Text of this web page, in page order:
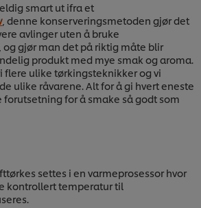
smart ut ifra et
, denne konserveringsmetoden gjør det
avlinger uten å bruke
gjør man det på riktig måte blir
produkt med mye smak og aroma.
flere ulike tørkingsteknikker og vi
ulike råvarene. Alt for å gi hvert eneste
for å smake så godt som
settes i en varmeprosessor hvor
kontrollert temperatur til